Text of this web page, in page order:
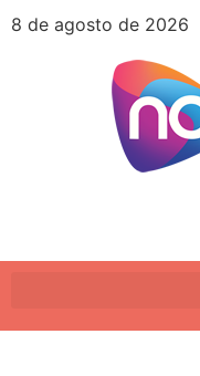
8 de agosto de 2026